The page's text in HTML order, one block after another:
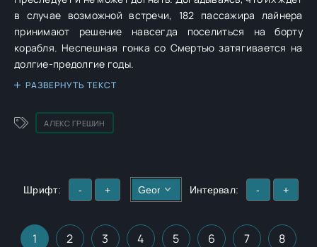
в случае возможной встречи, 182 пассажира лайнера
принимают решение навсегда поселиться на борту
корабля. Неспешная гонка со Смертью затягивается на
долгие-предолгие годы.
РАЗВЕРНУТЬ ТЕКСТ
АЛЕКС ГРЕШИН
Шрифт: - + Интервал: - +
1 2 3 4 5 6 7 8